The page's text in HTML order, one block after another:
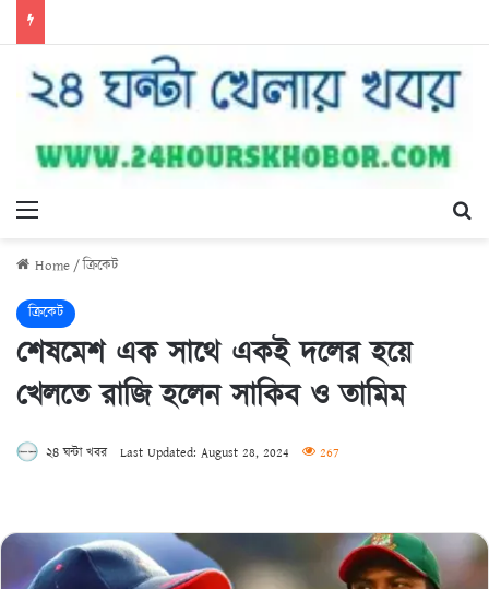
Menu
Home/ক্রিকেট
ক্রিকেট
শেষমেশ এক সাথে একই দলের হয়ে
খেলতে রাজি হলেন সাকিব ও তামিম
২৪ ঘন্টা খবর Last Updated: August 28, 2024 267